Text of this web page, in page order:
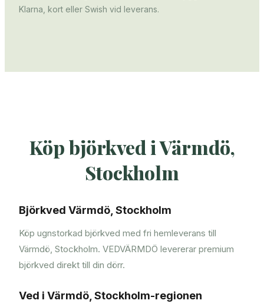
Klarna, kort eller Swish vid leverans.
Köp björkved i Värmdö,
Stockholm
Björkved Värmdö, Stockholm
Köp ugnstorkad björkved med fri hemleverans till
Värmdö, Stockholm. VEDVÄRMDÖ levererar premium
björkved direkt till din dörr.
Ved i Värmdö, Stockholm-regionen